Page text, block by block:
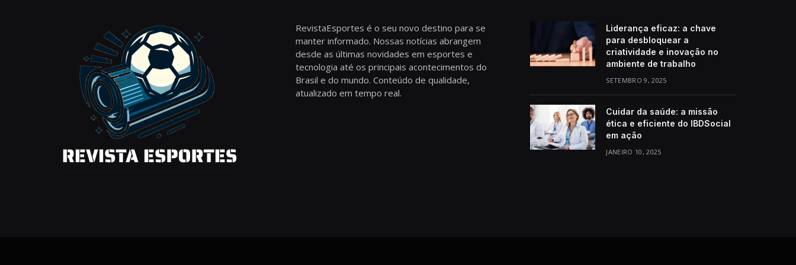
RevistaEsportes é o seu novo destino para se
manter informado. Nossas notícias abrangem
desde as últimas novidades em esportes e
tecnologia até os principais acontecimentos do
Brasil e do mundo. Conteúdo de qualidade,
atualizado em tempo real.
Liderança eficaz: a chave
para desbloquear a
criatividade e inovação no
ambiente de trabalho
SETEMBRO 9, 2025
Cuidar da saúde: a missão
ética e eficiente do IBDSocial
em ação
JANEIRO 10, 2025